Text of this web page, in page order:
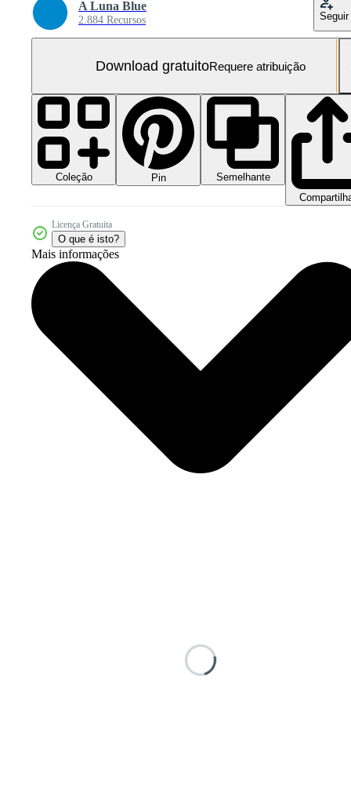
A Luna Blue
2.884 Recursos Seguir
Download gratuitoRequere atribuição
Coleção Pin
Semelhante
Licença Gratuita
O que é isto?
Mais informações